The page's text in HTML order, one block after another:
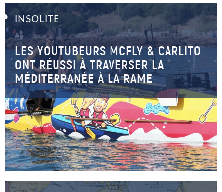
INSOLITE
–
LES YOUTUBEURS MCFLY & CARLITO
ONT RÉUSSI À TRAVERSER LA
MÉDITERRANÉE À LA RAME